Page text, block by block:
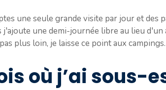
une seule grande visite par jour et des
j'ajoute une demi-journée libre au lieu
plus loin, je laisse ce point aux
où j’ai sous-